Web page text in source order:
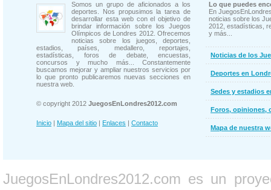
Somos un grupo de aficionados a los
deportes. Nos propusimos la tarea de
desarrollar esta web con el objetivo de
brindar información sobre los Juegos
Olímpicos de Londres 2012. Ofrecemos
noticias sobre los juegos, deportes,
estadios, países, medallero, reportajes,
estadísticas, foros de debate, encuestas,
concursos y mucho más... Constantemente
buscamos mejorar y ampliar nuestros servicios por
lo que pronto publicaremos nuevas secciones en
nuestra web.
© copyright 2012 JuegosEnLondres2012.com
Inicio | Mapa del sitio | Enlaces | Contacto
Lo que puedes
En
noticias sobre los
2012, estadísticas,
y más...
Noticias de los
Deportes en
Sedes y estadios
Foros, opiniones,
Mapa de nuestra
JuegosEnLondres2012.com es un